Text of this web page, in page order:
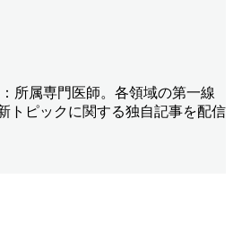
所属専門医師。各領域の第一線
トピックに関する独自記事を配信